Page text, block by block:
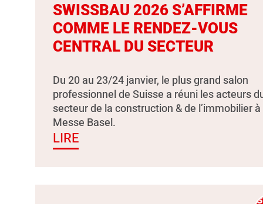
SWISSBAU 2026 S’AFFIRME
COMME LE RENDEZ-VOUS
CENTRAL DU SECTEUR
Du 20 au 23/24 janvier, le plus grand salon
professionnel de Suisse a réuni les acteurs
secteur de la construction & de l’immobilier à
Messe Basel.
LIRE